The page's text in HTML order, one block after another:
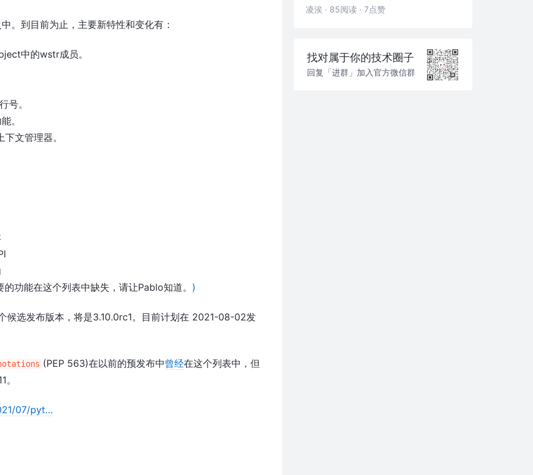
。到目前为止，主要新特性和变化有：
中的wstr成员。
号。
。
文管理器。
功能在这个列表中缺失，请让Pablo知道。 )
候选发布版本，将是3.10.0rc1。目前计划在 2021-08-02发
(PEP 563)在以前的预发布中曾经在这个列表中，但
07/pyt…
凌涘 · 85阅读 · 7点赞
找对属于你的技术圈子
回复「进群」加入官方微信群